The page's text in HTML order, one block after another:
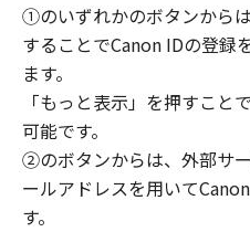
①のいずれかのボタンから
することでCanon IDの登録
ます。
「もっと表示」を押すこと
可能です。
②のボタンからは、外部サ
ールアドレスを用いて
す。